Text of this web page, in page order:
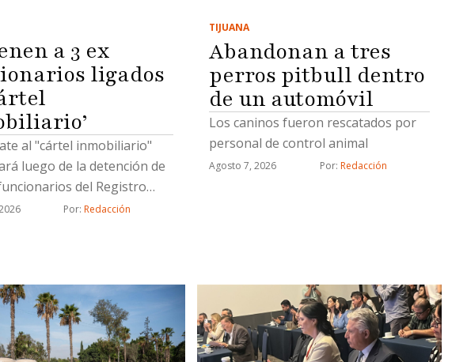
a 3 ex
ligados
al "cártel inmobiliario"
luego de la detención de
del Registro
la Propiedad en Tijuana,
General del Estado
Carlos Buenrostro.Los
están involucrados en
de propietarios que se
Por: Redacción
TIJUANA
Abandonan a tres
perros pitbull dentro
de un automóvil
Los caninos fueron rescatados por
personal de control animal
Agosto 7, 2026 Por: Redacción